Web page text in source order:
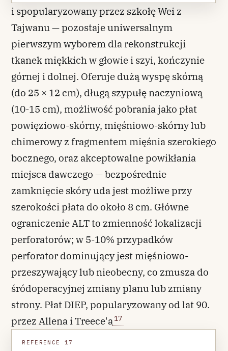
i spopularyzowany przez szkołę Wei z
Tajwanu — pozostaje uniwersalnym
pierwszym wyborem dla rekonstrukcji
tkanek miękkich w głowie i szyi, kończynie
górnej i dolnej. Oferuje dużą wyspę skórną
(do 25 × 12 cm), długą szypułę naczyniową
(10-15 cm), możliwość pobrania jako płat
powięziowo-skórny, mięśniowo-skórny lub
chimerowy z fragmentem mięśnia szerokiego
bocznego, oraz akceptowalne powikłania
miejsca dawczego — bezpośrednie
zamknięcie skóry uda jest możliwe przy
szerokości płata do około 8 cm. Główne
ograniczenie ALT to zmienność lokalizacji
perforatorów; w 5-10% przypadków
perforator dominujący jest mięśniowo-
przeszywający lub nieobecny, co zmusza do
śródoperacyjnej zmiany planu lub zmiany
strony. Płat DIEP, popularyzowany od lat 90.
przez Allena i Treece'a17
REFERENCE 17